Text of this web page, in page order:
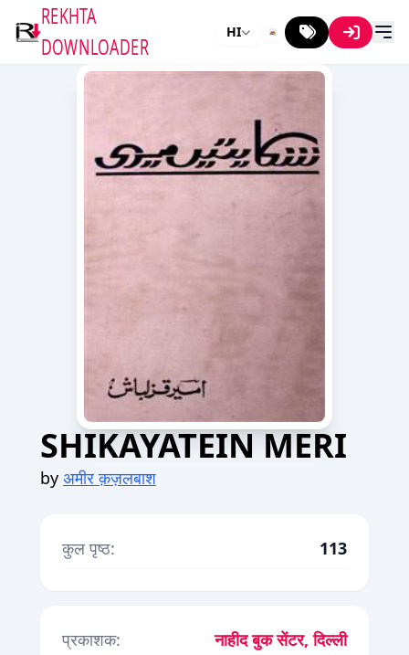
REKHTA
DOWNLOADER
HI
SHIKAYATEIN MERI
by अमीर क़ज़लबाश
कुल पृष्ठ: 113
प्रकाशक:
नाहीद बुक सेंटर, दिल्ली